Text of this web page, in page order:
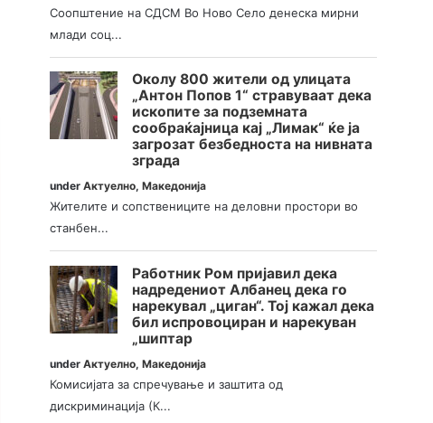
Соопштение на СДСМ Во Ново Село денеска мирни
млади соц...
Околу 800 жители од улицата
„Антон Попов 1“ стравуваат дека
ископите за подземната
сообраќајница кај „Лимак“ ќе ја
загрозат безбедноста на нивната
зграда
underАктуелно,Македонија
Жителите и сопствениците на деловни простори во
станбен...
Работник Ром пријавил дека
надредениот Албанец дека го
нарекувал „циган“. Тој кажал дека
бил испровоциран и нарекуван
„шиптар
underАктуелно,Македонија
Комисијата за спречување и заштита од
дискриминација (К...